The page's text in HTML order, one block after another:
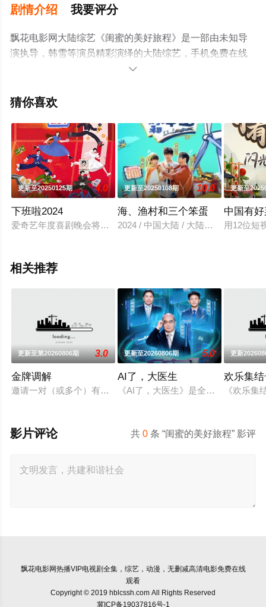
剧情介绍 我要评分
飘花电影网大陆综艺《闺蜜的美好旅程》是一部由未知导
演执导，韩雪等演员精彩演绎的大陆综艺，手机免费在线
观看高清未删减完整版综艺节目就上飘花影院，更多相关

猜你喜欢
更新至20250125期 4.0
下班啦2024
爱奇艺年度喜剧晚会将邀请年度话题人物、不同喜剧赛道的人
更新至20250108期 10.0
海、渔村和三个笨蛋
2024 / 中国大陆 / 大陆综艺
更新至
中国有
用12位短
相关推荐
更新至第20260806期 3.0
金牌调解
邀请一对（或多个）有矛盾的当事人进入演播室，主持人和人
更新至20260806期 5.0
AI了，大医生
《AI了，大医生》是全国首档“AI+
更新
欢乐集
《欢乐
共0 条 “闺蜜的美好旅程” 影评
影片评论
飘花电影网热播VIP电视剧全集，综艺，动漫，无删减高清电影免费在线
观看
Copyright © 2019 hblcssh.com All Rights Reserved
冀ICP备19037816号-1